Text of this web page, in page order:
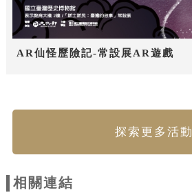
AR仙怪歷險記-常設展AR遊戲
探索更多活動
相關連結